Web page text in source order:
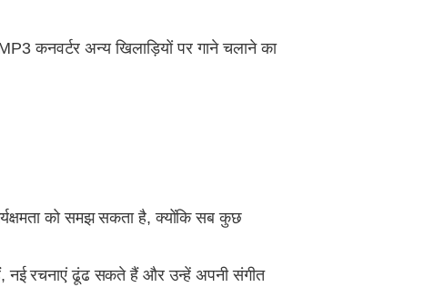
कनवर्टर अन्य खिलाड़ियों पर गाने चलाने का
को समझ सकता है, क्योंकि सब कुछ
नई रचनाएं ढूंढ सकते हैं और उन्हें अपनी संगीत